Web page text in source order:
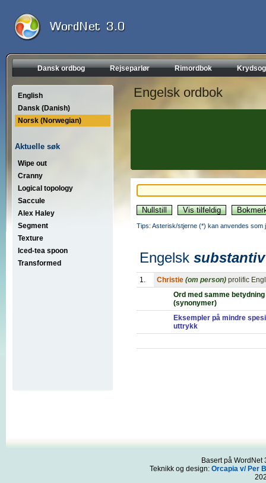
Dansk ordbog Rejseparlør Rimordbok
English
Dansk (Danish)
Norsk (Norwegian)
Aktuelle søk
Wipe out
Cranny
Logical topology
Saccule
Alex Haley
Segment
Texture
Iced-tea spoon
Transformed
Engelsk ordbok
Tips: Asterisk/stjerne (*) kan anvendes som
Engelsk substantiv
1. Christie (om person) prolific
Ord med samme betydning
(synonymer)
Eksempler på mindre
uttrykk
Basert på
Teknikk og design: Orcapia v/ Per